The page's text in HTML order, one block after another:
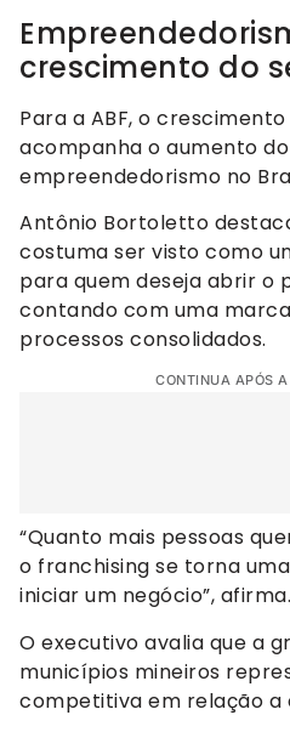
crescimento do
Para a ABF, o
acompanha o aumento
empreendedorismo no
Antônio Bortoletto
costuma ser visto como
para quem deseja abrir o
contando com uma
processos consolidados.
CONTINUA APÓS
“Quanto mais pessoas
o franchising se torna
iniciar um negócio”, afirma.
O executivo avalia que a
municípios mineiros
competitiva em relação a